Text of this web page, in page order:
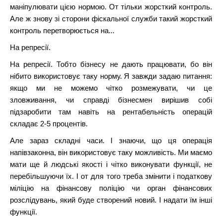
маніпулювати цією нормою. От тільки жорсткий контроль.
Але ж знову зі сторони фіскальної служби такий жорсткий
контроль перетворюється на...
На репресії.
На репресії. Тобто бізнесу не дають працювати, бо він
нібито використовує таку норму. Я завжди задаю питання:
якщо ми не можемо чітко розмежувати, чи це
зловживання, чи справді бізнесмен вирішив собі
підзаробити там навіть на рентабельність операцій
складає 2-5 процентів.
Але зараз складні часи. І знаючи, що ця операція
напівзаконна, він використовує таку можливість. Ми маємо
мати ще й людські якості і чітко виконувати функції, не
перебільшуючи їх. І от для того треба змінити і податкову
міліцію на фінансову поліцію чи орган фінансових
розслідувань, який буде створений новий. І надати їм інші
функції.